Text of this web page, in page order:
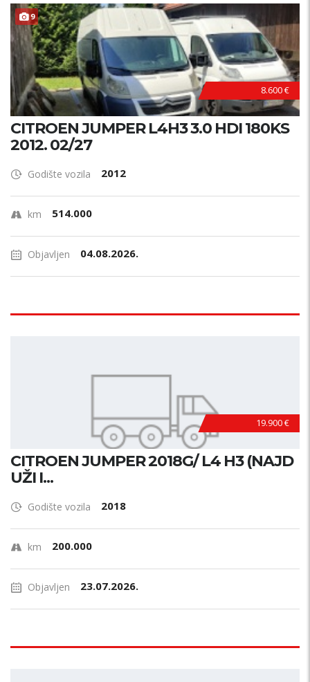
9
8.600 €
CITROEN JUMPER L4H3 3.0 HDI 180KS
2012. 02/27
Godište vozila 2012
km 514.000
Objavljen 04.08.2026.
19.900 €
CITROEN JUMPER 2018G/ L4 H3 (NAJD
UŽI I...
Godište vozila 2018
km 200.000
Objavljen 23.07.2026.